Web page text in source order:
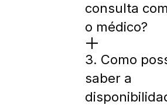
consulta com
o médico?
3. Como
saber a